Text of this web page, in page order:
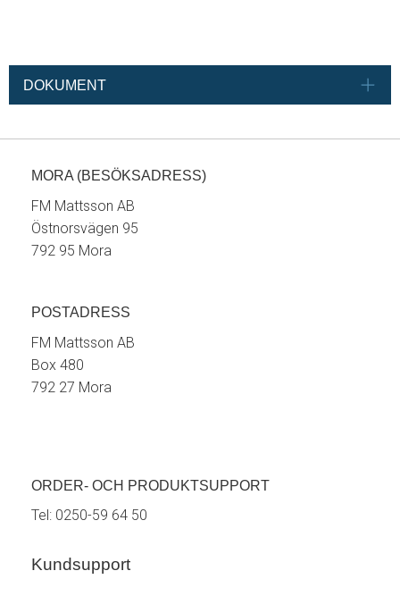
DOKUMENT
MORA (BESÖKSADRESS)
FM Mattsson AB
Östnorsvägen 95
792 95 Mora
POSTADRESS
FM Mattsson AB
Box 480
792 27 Mora
ORDER- OCH PRODUKTSUPPORT
Tel: 0250-59 64 50
Kundsupport